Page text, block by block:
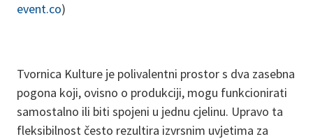
event.co)
Tvornica Kulture je polivalentni prostor s dva zasebna
pogona koji, ovisno o produkciji, mogu funkcionirati
samostalno ili biti spojeni u jednu cjelinu. Upravo ta
fleksibilnost često rezultira izvrsnim uvjetima za